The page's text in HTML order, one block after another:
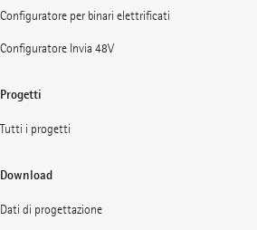
Configuratore per binari elettrificati
Configuratore Invia 48V
Progetti
Tutti i progetti
Download
Dati di progettazione